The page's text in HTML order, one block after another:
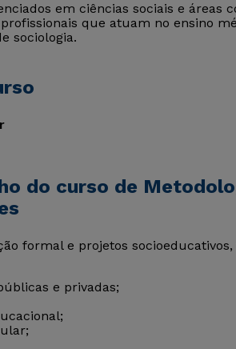
em ciências sociais e áreas
que atuam no ensino
sociologia.
do curso de
formal e projetos
e privadas;